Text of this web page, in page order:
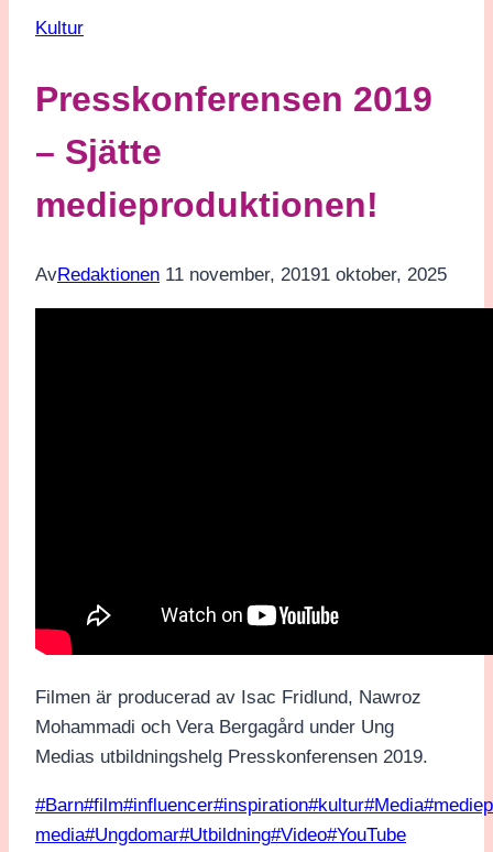
Kultur
Presskonferensen 2019
– Sjätte
medieproduktionen!
AvRedaktionen 11 november, 20191 oktober, 2025
Filmen är producerad av Isac Fridlund, Nawroz
Mohammadi och Vera Bergagård under Ung
Medias utbildningshelg Presskonferensen 2019.
Post
Tags:
#Barn#film#influencer#inspiration#kultur#Media#
media#Ungdomar#Utbildning#Video#YouTube